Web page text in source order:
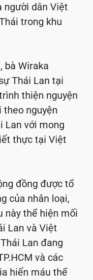
người dân Việt
trong khu
bà Wiraka
Thái Lan tại
thiện nguyện
theo nguyện
Lan với mong
thực tại Việt
đồng được tổ
của nhân loại,
này thể hiện mối
Lan và Việt
Lan đang
và các
hiến máu thể